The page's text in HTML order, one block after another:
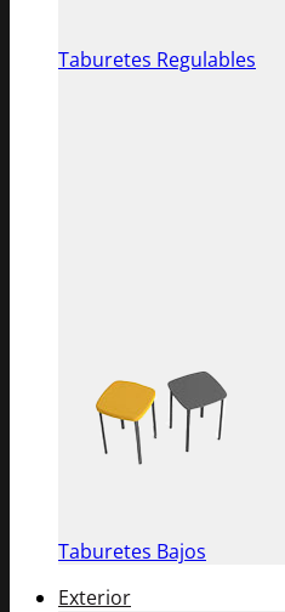
Taburetes Regulables
Taburetes Bajos
Exterior